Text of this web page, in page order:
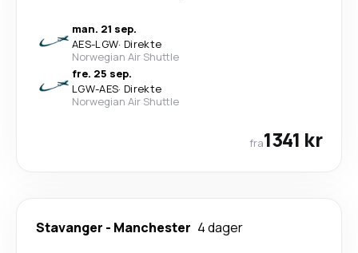
man. 21 sep.
AES-LGW· Direkte
Norwegian Air Shuttle
fre. 25 sep.
LGW-AES· Direkte
Norwegian Air Shuttle
fra1341 kr
Stavanger - Manchester 4 dager